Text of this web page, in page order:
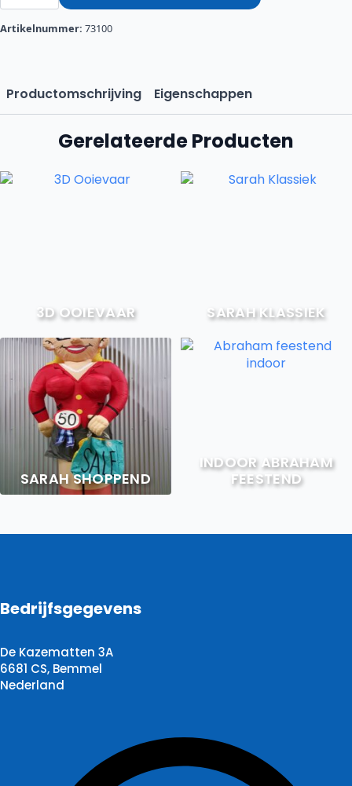
aantal
Artikelnummer: 73100
Productomschrijving Eigenschappen
Gerelateerde Producten
3D OOIEVAAR SARAH KLASSIEK
SARAH SHOPPEND
INDOOR ABRAHAM
FEESTEND
Bedrijfsgegevens
De Kazematten 3A
6681 CS, Bemmel
Nederland